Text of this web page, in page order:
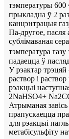
тэмпературы 600
прыкладна ў 2
канцэнтрацыя
Па-другое, пасля
сублімаваная
тэмпература
падаецца ў
У рэактар
раствор і
рэакцыі
2NaHSO4+
Атрыманая
прапускаецца
для рэакцыі
метабісульфіту